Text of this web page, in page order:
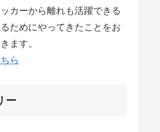
カーから離れも活躍できる
ためにやってきたことをお
ます。
ら
ー